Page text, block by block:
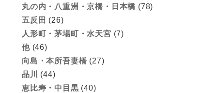
丸の内・八重洲・京橋・日本橋 (78)
五反田 (26)
人形町・茅場町・水天宮 (7)
他(46)
向島・本所吾妻橋 (27)
品川
(44)
恵比寿・中目黒 (40)